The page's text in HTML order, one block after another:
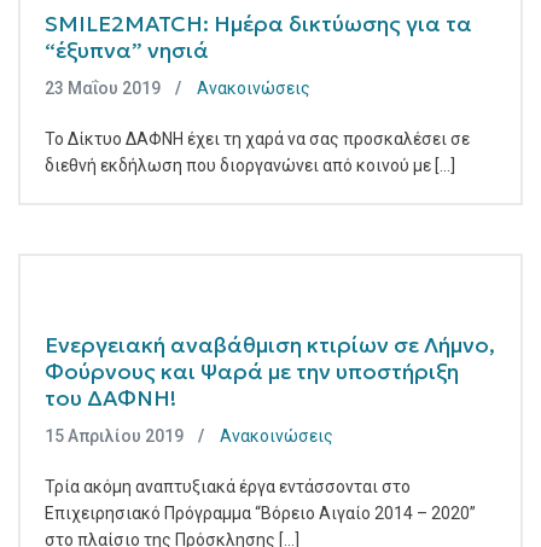
SMILE2MATCH: Ημέρα δικτύωσης για τα
“έξυπνα” νησιά
23 Μαΐου 2019 Ανακοινώσεις
Το Δίκτυο ΔΑΦΝΗ έχει τη χαρά να σας προσκαλέσει σε
διεθνή εκδήλωση που διοργανώνει από κοινού με [...]
Ενεργειακή αναβάθμιση κτιρίων σε Λήμνο,
Φούρνους και Ψαρά με την υποστήριξη
του ΔΑΦΝΗ!
15 Απριλίου 2019 Ανακοινώσεις
Τρία ακόμη αναπτυξιακά έργα εντάσσονται στο
Επιχειρησιακό Πρόγραμμα “Βόρειο Αιγαίο 2014 – 2020”
στο πλαίσιο της Πρόσκλησης [...]